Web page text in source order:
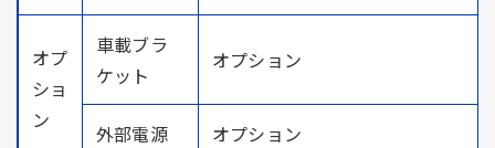
オプ
ショ
ン
車載ブラ
ケット
オプション
外部電源 オプション